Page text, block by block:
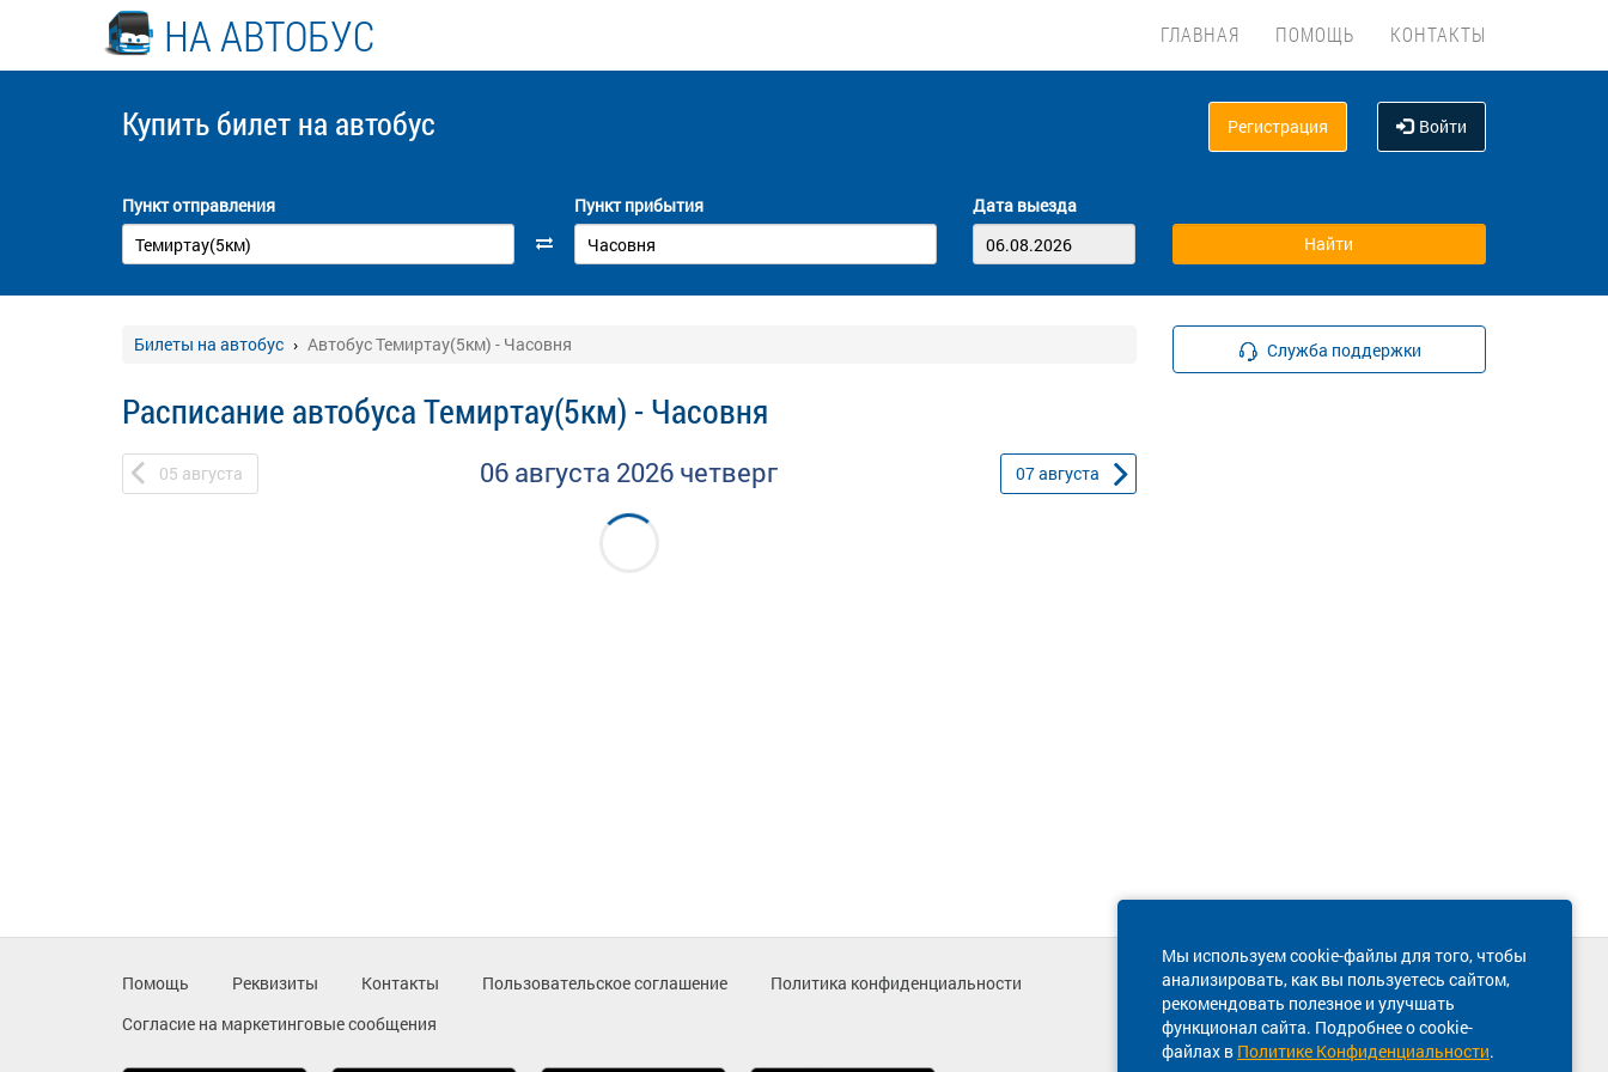
НА АВТОБУС ГЛАВНАЯ ПОМОЩЬ КОНТАКТЫ
Купить билет на автобус Регистрация Войти
Пункт отправления Пункт прибытия Дата выезда
Билеты на автобус Автобус Темиртау(5км) - Часовня
Расписание автобуса Темиртау(5км) - Часовня
05 августа 06 августа 2026 четверг 07августа
Служба поддержки
Мы используем cookie-файлы для того, чтобы
анализировать, как вы пользуетесь сайтом,
рекомендовать полезное и улучшать
функционал сайта. Подробнее о cookie-
файлах в Политике Конфиденциальности.
Помощь Реквизиты Контакты Пользовательское соглашение
Политика конфиденциальности
Согласие на маркетинговые сообщения
Техническая поддержка сайта
8 800 600-03-38